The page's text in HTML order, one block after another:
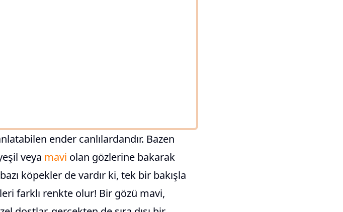
ender canlılardandır. Bazen
veya mavi olan gözlerine bakarak
köpekler de vardır ki, tek bir bakışla
farklı renkte olur! Bir gözü mavi,